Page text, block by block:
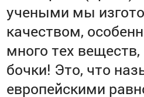
учеными мы
качеством,
много тех
бочки! Это, что
европейскими